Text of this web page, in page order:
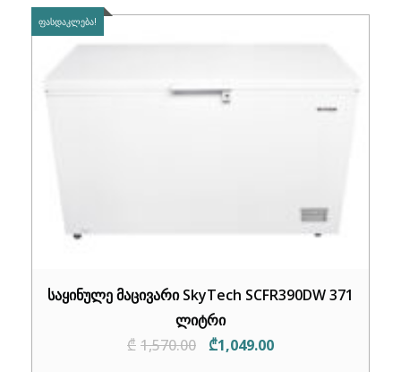
ᲤᲐᲡᲓᲐᲙᲚᲔᲑᲐ!
საყინულე მაცივარი SkyTech SCFR390DW 371
ლიტრი
₾ 1,570.00
Original
₾1,049.00Current